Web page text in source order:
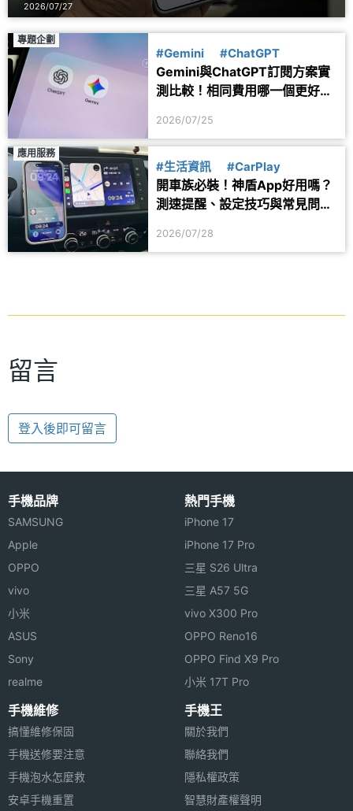
2026/07/27
專題企劃
#Gemini #ChatGPT
Gemini與ChatGPT訂閱方案實
測比較！相同費用哪一個更好
2026/07/25
應用服務
#生活資訊 #CarPlay
開車族必裝！神盾App好用嗎？
測速提醒、設定技巧與常見問題
2026/07/28
留言
登入後即可留言
手機品牌
SAMSUNG
Apple
OPPO
vivo
小米
ASUS
Sony
realme
熱門手機
iPhone 17
iPhone 17 Pro
三星 S26 Ultra
三星 A57 5G
vivo X300 Pro
OPPO Reno16
OPPO Find X9 Pro
小米 17T Pro
手機維修
搞懂維修保固
手機送修要注意
手機泡水怎麼救
安卓手機重置
手機王
關於我們
聯絡我們
隱私權政策
智慧財產權聲明